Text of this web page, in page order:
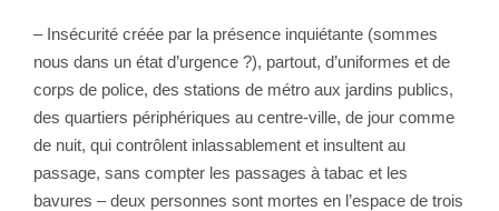
– Insécurité créée par la présence inquiétante (sommes
nous dans un état d’urgence ?), partout, d’uniformes et de
corps de police, des stations de métro aux jardins publics,
des quartiers périphériques au centre-ville, de jour comme
de nuit, qui contrôlent inlassablement et insultent au
passage, sans compter les passages à tabac et les
bavures – deux personnes sont mortes en l’espace de trois